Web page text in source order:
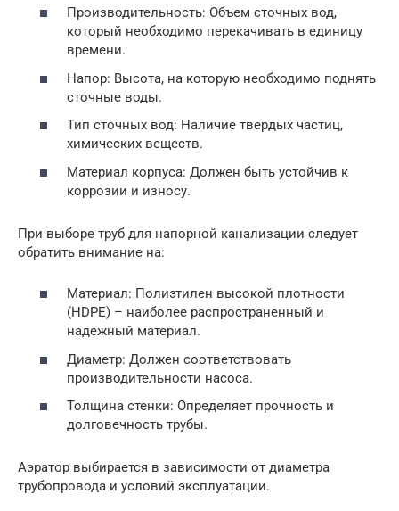
Производительность: Объем сточных вод,
который необходимо перекачивать в единицу
времени.
Напор: Высота, на которую необходимо поднять
сточные воды.
Тип сточных вод: Наличие твердых частиц,
химических веществ.
Материал корпуса: Должен быть устойчив к
коррозии и износу.
При выборе труб для напорной канализации следует
обратить внимание на:
Материал: Полиэтилен высокой плотности
(HDPE) – наиболее распространенный и
надежный материал.
Диаметр: Должен соответствовать
производительности насоса.
Толщина стенки: Определяет прочность и
долговечность трубы.
Аэратор выбирается в зависимости от диаметра
трубопровода и условий эксплуатации.